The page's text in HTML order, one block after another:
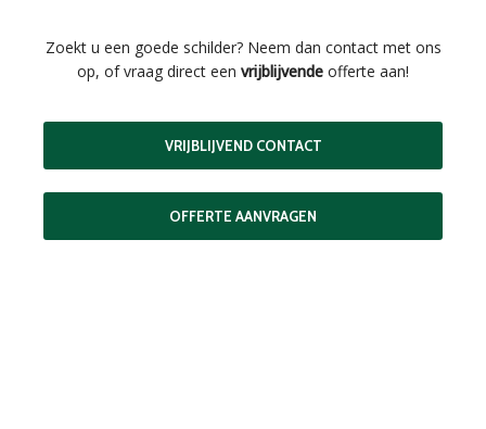
Zoekt u een goede schilder? Neem dan contact met ons
op, of vraag direct een vrijblijvende offerte aan!
VRIJBLIJVEND CONTACT
OFFERTE AANVRAGEN